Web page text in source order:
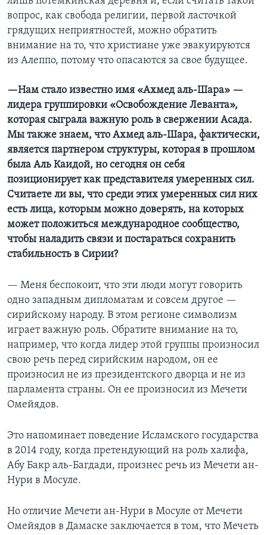
вопрос, как свобода религии, первой ласточкой
грядущих неприятностей, можно обратить
внимание на то, что христиане уже эвакуируются
из Алеппо, потому что опасаются за свое будущее.
—Нам стало известно имя «Ахмед аль-Шара» —
лидера группировки «Освобождение Леванта»,
которая сыграла важную роль в свержении Асада.
Мы также знаем, что Ахмед аль-Шара, фактически,
является партнером структуры, которая в прошлом
была Аль Каидой, но сегодня он себя
позиционирует как представителя умеренных сил.
Считаете ли вы, что среди этих умеренных сил них
есть лица, которым можно доверять, на которых
может положиться международное сообщество,
чтобы наладить связи и постараться сохранить
стабильность в Сирии?
— Меня беспокоит, что эти люди могут говорить
одно западным дипломатам и совсем другое —
сирийскому народу. В этом регионе символизм
играет важную роль. Обратите внимание на то,
например, что когда лидер этой группы произносил
свою речь перед сирийским народом, он ее
произносил не из президентского дворца и не из
парламента страны. Он ее произносил из Мечети
Омейядов.
Это напоминает поведение Исламского государства
в 2014 году, когда претендующий на роль халифа,
Абу Бакр аль-Багдади, произнес речь из Мечети ан-
Нури в Мосуле.
Но отличие Мечети ан-Нури в Мосуле от Мечети
Омейядов в Дамаске заключается в том, что Мечеть